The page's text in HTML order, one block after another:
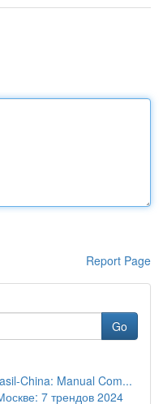
Report Page
Go
China: Manual Com...
7 трендов 2024